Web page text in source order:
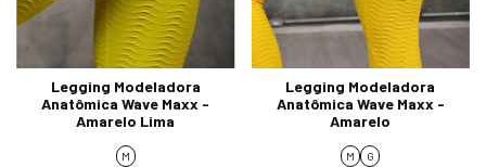
Legging Modeladora
Anatômica Wave Maxx -
Amarelo Lima
M
Legging Modeladora
Anatômica Wave Maxx -
Amarelo
M G